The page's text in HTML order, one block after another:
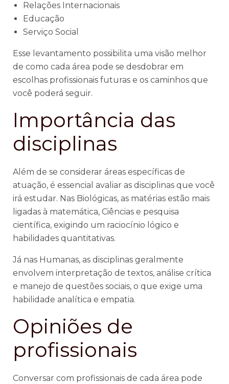
Relações Internacionais
Educação
Serviço Social
Esse levantamento possibilita uma visão melhor
de como cada área pode se desdobrar em
escolhas profissionais futuras e os caminhos que
você poderá seguir.
Importância das
disciplinas
Além de se considerar áreas específicas de
atuação, é essencial avaliar as disciplinas que você
irá estudar. Nas Biológicas, as matérias estão mais
ligadas à matemática, Ciências e pesquisa
científica, exigindo um raciocínio lógico e
habilidades quantitativas.
Já nas Humanas, as disciplinas geralmente
envolvem interpretação de textos, análise crítica
e manejo de questões sociais, o que exige uma
habilidade analítica e empatia.
Opiniões de
profissionais
Conversar com profissionais de cada área pode